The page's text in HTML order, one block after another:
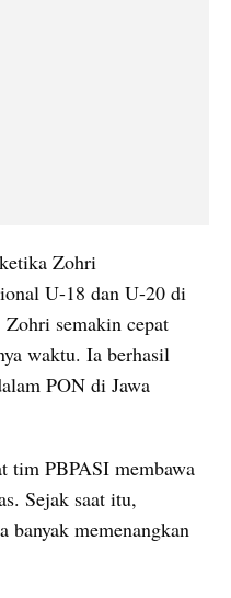
Zohri
U-18 dan U-20 di
semakin cepat
waktu. Ia berhasil
PON di Jawa
tim PBPASI membawa
Sejak saat itu,
banyak memenangkan